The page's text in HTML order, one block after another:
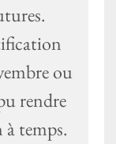
ou
rendre
temps.